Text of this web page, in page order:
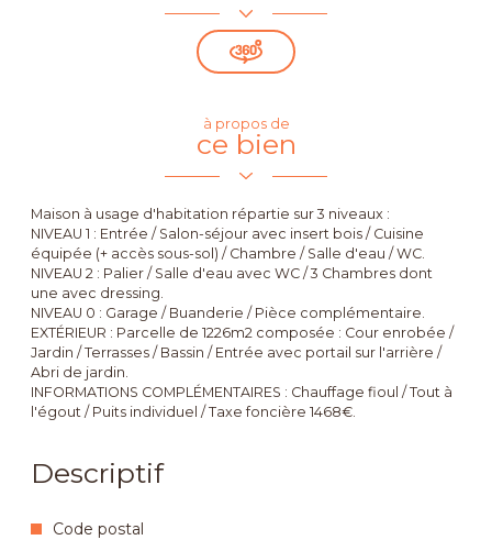
à propos de
ce bien
Maison à usage d'habitation répartie sur 3 niveaux :
NIVEAU 1 : Entrée / Salon-séjour avec insert bois / Cuisine
équipée (+ accès sous-sol) / Chambre / Salle d'eau / WC.
NIVEAU 2 : Palier / Salle d'eau avec WC / 3 Chambres dont
une avec dressing.
NIVEAU 0 : Garage / Buanderie / Pièce complémentaire.
EXTÉRIEUR : Parcelle de 1226m2 composée : Cour enrobée /
Jardin / Terrasses / Bassin / Entrée avec portail sur l'arrière /
Abri de jardin.
INFORMATIONS COMPLÉMENTAIRES : Chauffage fioul / Tout à
l'égout / Puits individuel / Taxe foncière 1468€.
Descriptif
Code postal